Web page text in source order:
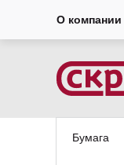
О компании
Бумага